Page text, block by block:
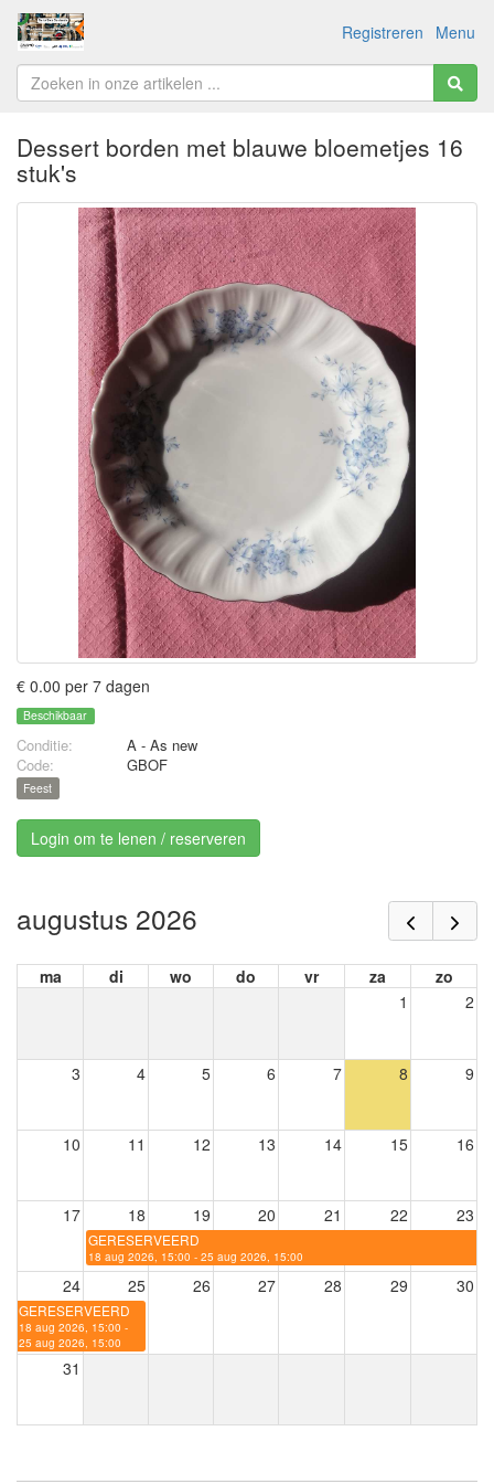
Menu
Registreren
Dessert borden met blauwe bloemetjes 16
stuk's
€ 0.00 per 7 dagen
Beschikbaar
Conditie:
A - As new
Code:
GBOF
Feest
Login om te lenen / reserveren
augustus 2026
ma di wo do vr za
zo
1
2
3 4 5 6 7 8 9
10 11 12 13 14 15 16
17 18 19 20 21 22 23
GERESERVEERD
18 aug 2026, 15:00 - 25 aug 2026, 15:00
24 25 26 27 28 29 30
GERESERVEERD
18 aug 2026, 15:00 -
25 aug 2026, 15:00
31